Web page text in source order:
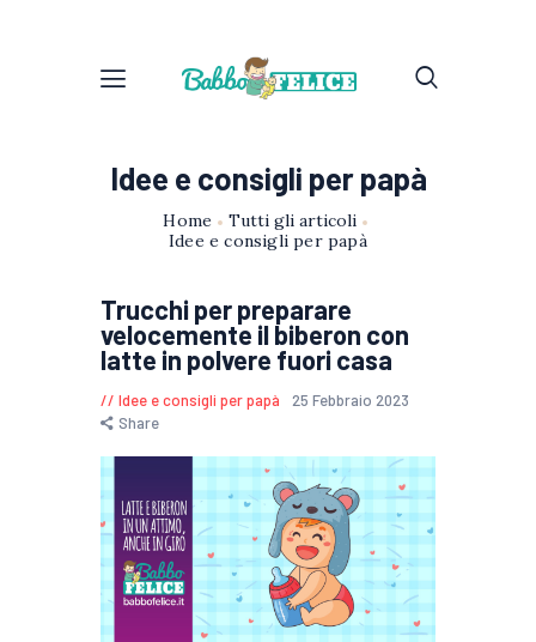
Idee e consigli per papà
Home
Tutti gli articoli
Idee e consigli per papà
Trucchi per preparare
velocemente il biberon con
latte in polvere fuori casa
Idee e consigli per papà
25 Febbraio 2023
Share